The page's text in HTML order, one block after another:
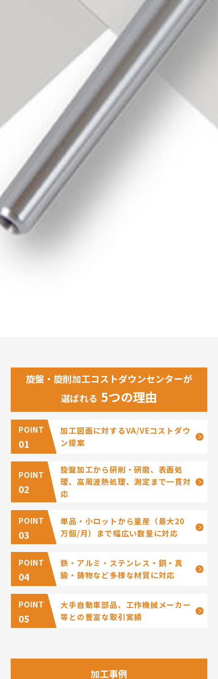
旋盤・旋削加工コストダウンセンターが
選ばれる 5つの理由
01
加工図面に対するVA/VEコストダウ
ン提案
02
旋盤加工から研削・研磨、表面処
理、高周波熱処理、測定まで一貫対
応
03
単品・小ロットから量産（最大20
万個/月）まで幅広い数量に対応
04
鉄・アルミ・ステンレス・銅・真
鍮・鋳物など多様な材質に対応
05
大手自動車部品、工作機械メーカー
等との豊富な取引実績
加工事例